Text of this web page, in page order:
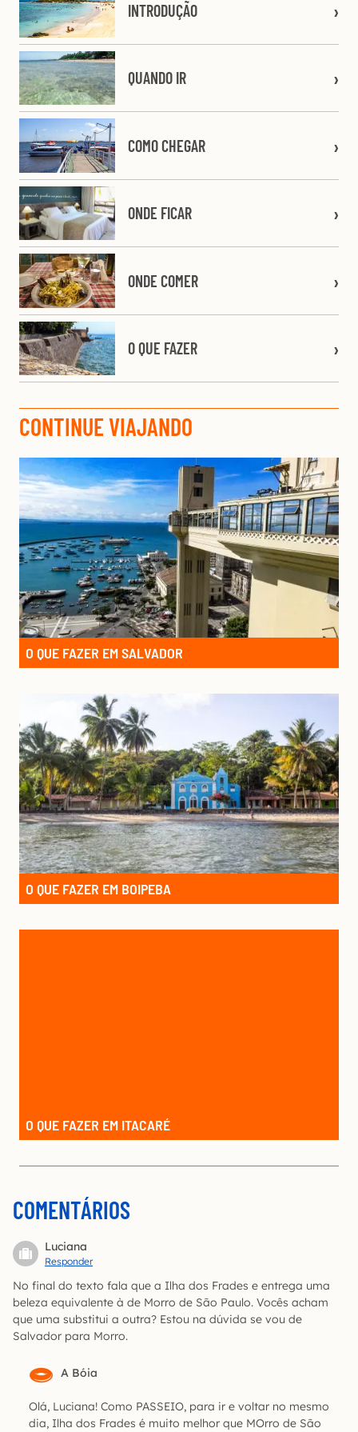
INTRODUÇÃO
QUANDO IR
COMO CHEGAR
ONDE FICAR
ONDE COMER
O QUE FAZER
CONTINUE VIAJANDO
O QUE FAZER EM SALVADOR
O QUE FAZER EM BOIPEBA
O QUE FAZER EM ITACARÉ
COMENTÁRIOS
Luciana
Responder
No final do texto fala que a Ilha dos Frades e entrega uma
beleza equivalente à de Morro de São Paulo. Vocês acham
que uma substitui a outra? Estou na dúvida se vou de
Salvador para Morro.
A Bóia
Olá, Luciana! Como PASSEIO, para ir e voltar no mesmo
dia, Ilha dos Frades é muito melhor que MOrro de São